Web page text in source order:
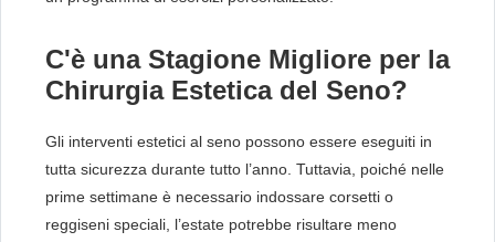
C'è una Stagione Migliore per la
Chirurgia Estetica del Seno?
Gli interventi estetici al seno possono essere eseguiti in
tutta sicurezza durante tutto l’anno. Tuttavia, poiché nelle
prime settimane è necessario indossare corsetti o
reggiseni speciali, l’estate potrebbe risultare meno